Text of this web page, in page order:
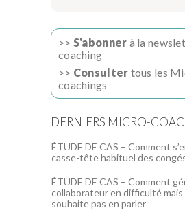
>> S'abonner à la
coaching
>> Consulter tous les
coachings
DERNIERS MICRO-
ÉTUDE DE CAS – Comment
casse-tête habituel des
ÉTUDE DE CAS – Comment
collaborateur en difficulté mais
souhaite pas en parler